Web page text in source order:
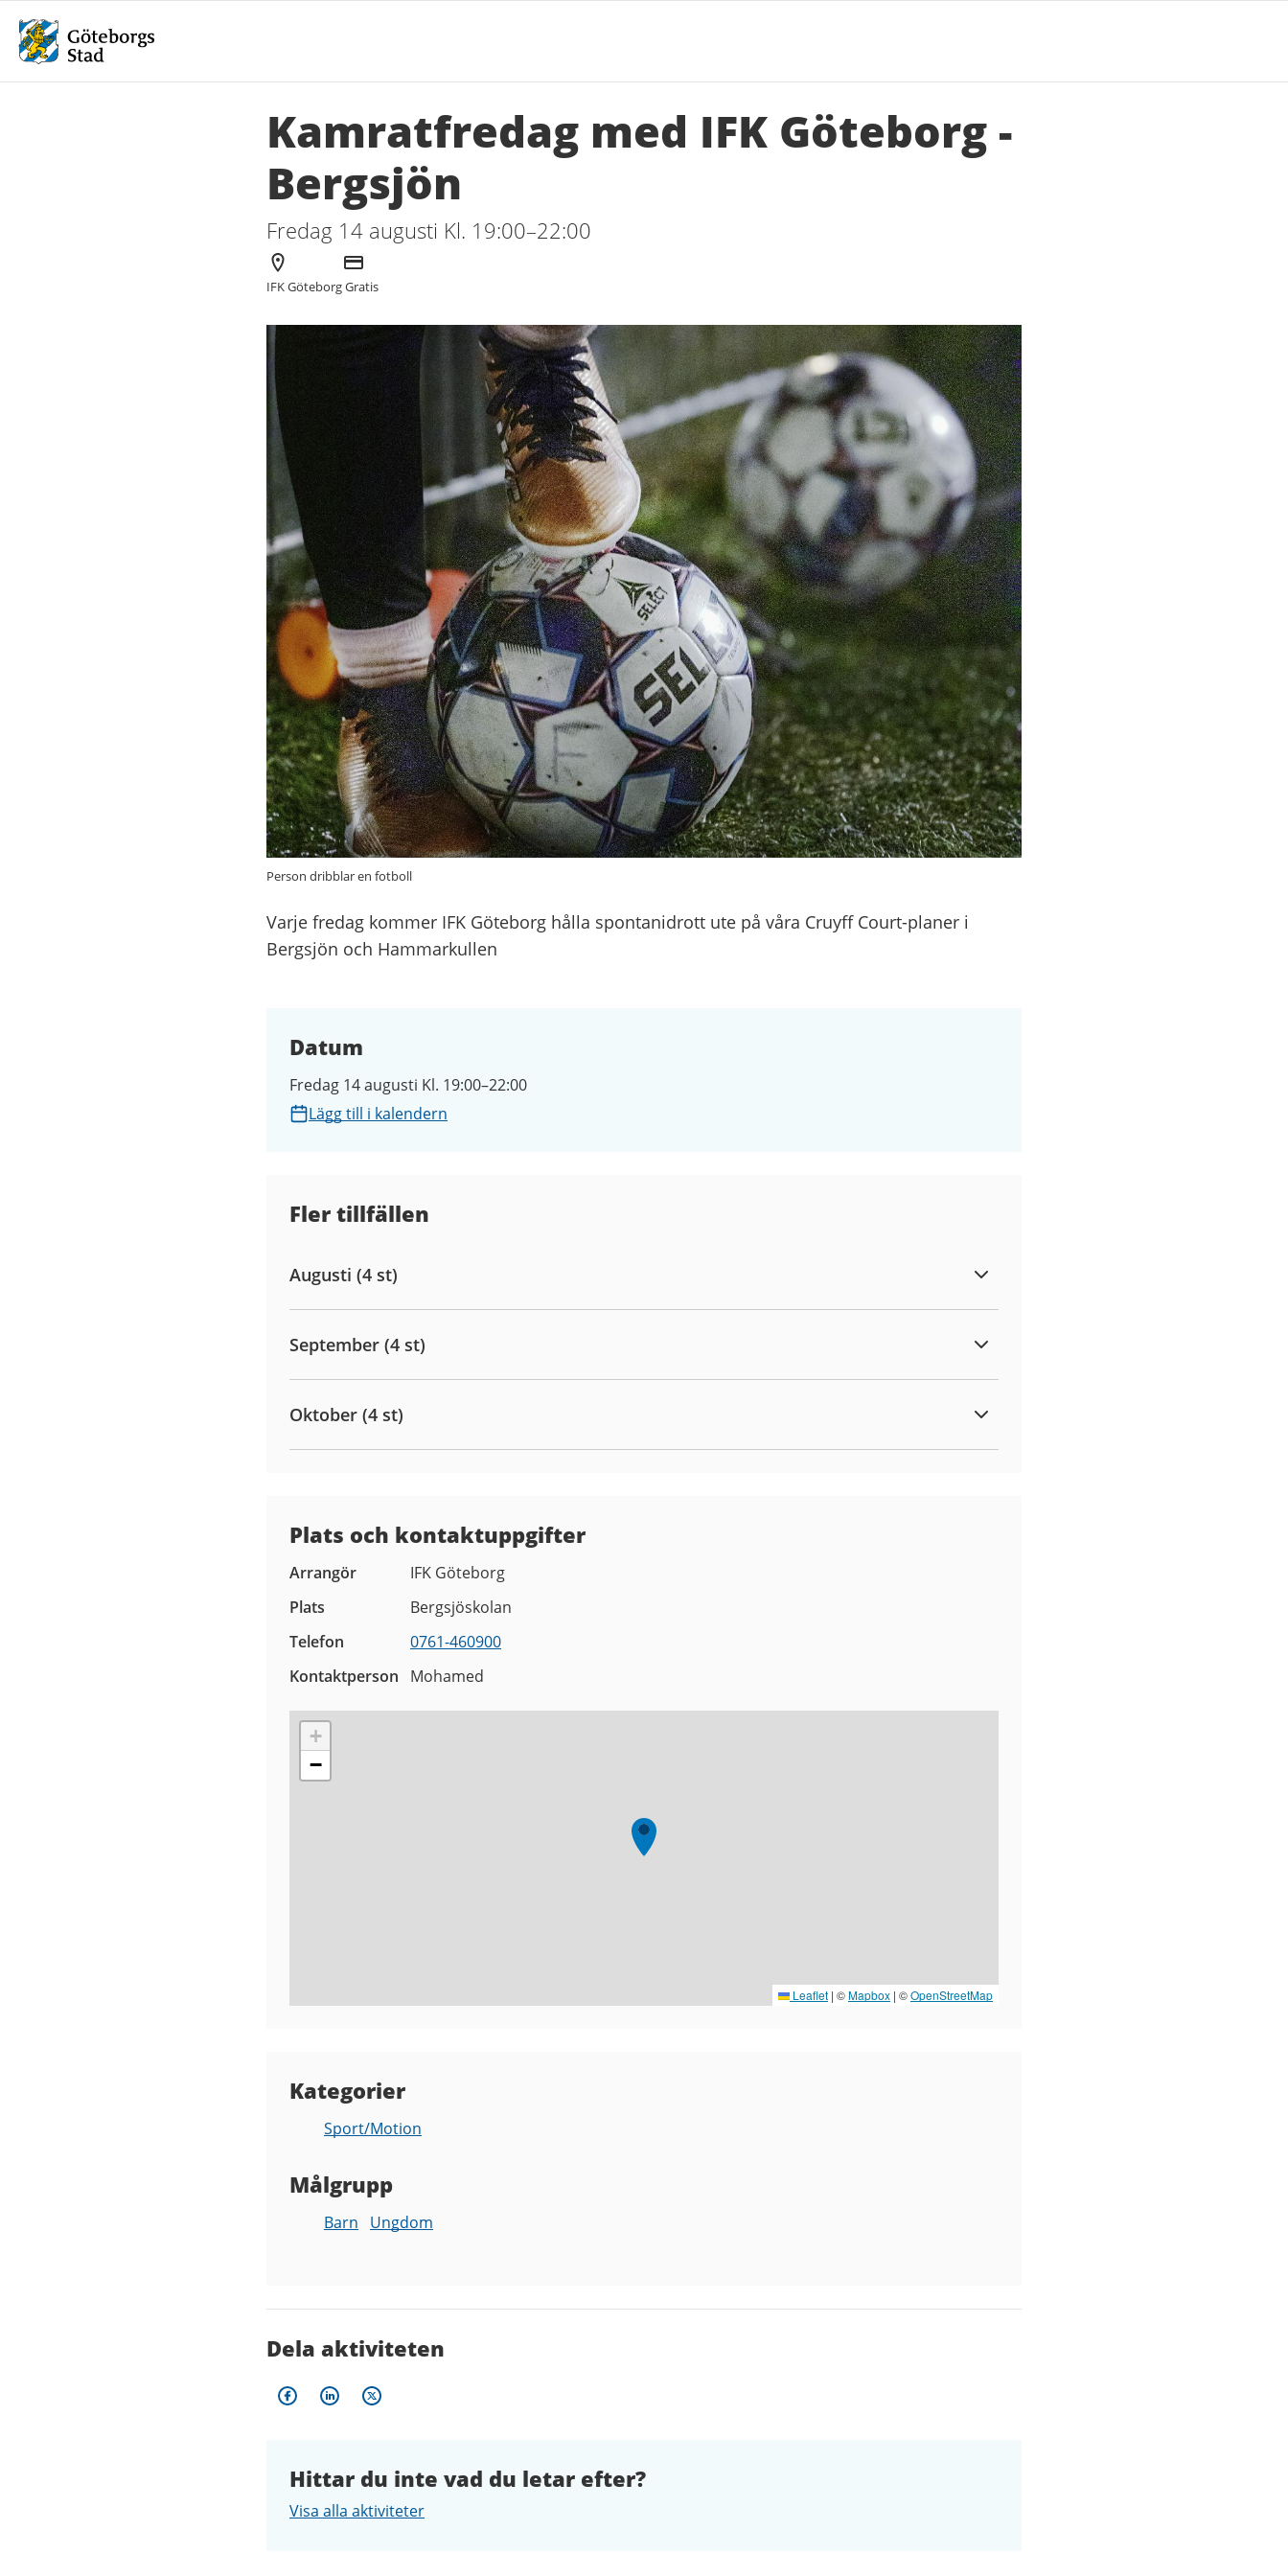
Kamratfredag med IFK Göteborg -
Bergsjön
Fredag 14 augusti Kl. 19:00–22:00
Arrangör
IFK Göteborg
Kostnad
Gratis
Person dribblar en fotboll
Varje fredag kommer IFK Göteborg hålla spontanidrott ute på våra Cruyff Court-planer i
Bergsjön och Hammarkullen
Datum
Fredag 14 augusti Kl. 19:00–22:00
Lägg till i kalendern
Fler tillfällen
Augusti (4 st)
September (4 st)
Oktober (4 st)
Plats och kontaktuppgifter
Arrangör
IFK Göteborg
Plats
Bergsjöskolan
Telefon
0761-460900
Kontaktperson
Mohamed
+
−
Leaflet | ©Mapbox | ©OpenStreetMap
Kategorier
Sport/Motion
Målgrupp
Barn Ungdom
Dela aktiviteten
Hittar du inte vad du letar efter?
Visa alla aktiviteter